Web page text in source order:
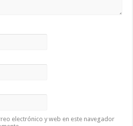
electrónico y web en este navegador